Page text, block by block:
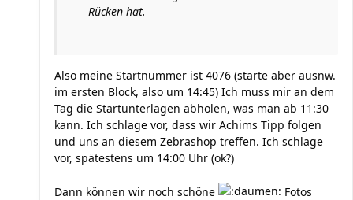
Rücken hat.
Also meine Startnummer ist 4076 (starte aber ausnw.
im ersten Block, also um 14:45) Ich muss mir an dem
Tag die Startunterlagen abholen, was man ab 11:30
kann. Ich schlage vor, dass wir Achims Tipp folgen
und uns an diesem Zebrashop treffen. Ich schlage
vor, spätestens um 14:00 Uhr (ok?)
Dann können wir noch schöne
Fotos